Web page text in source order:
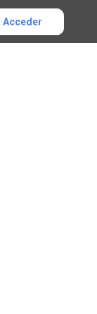
Acceder